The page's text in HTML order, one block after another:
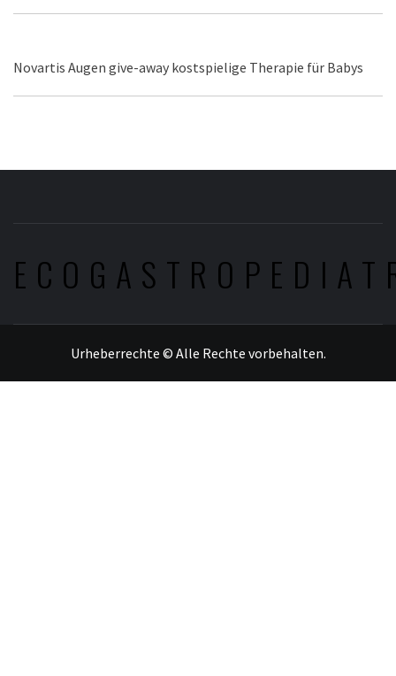
Novartis Augen give-away kostspielige Therapie für Babys
Urheberrechte © Alle Rechte vorbehalten.